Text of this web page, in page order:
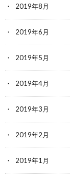
2019年8月
2019年6月
2019年5月
2019年4月
2019年3月
2019年2月
2019年1月